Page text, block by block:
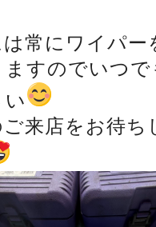
常にワイパー
ますのでいつで
い
来店をお待ち